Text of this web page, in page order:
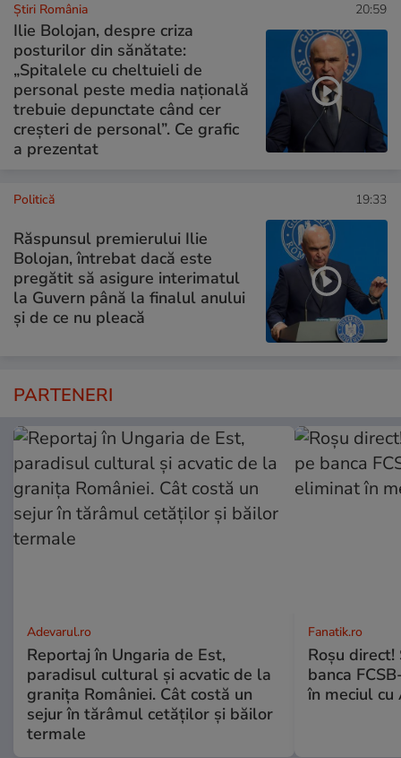
Știri România 20:59
Ilie Bolojan, despre criza
posturilor din sănătate:
„Spitalele cu cheltuieli de
personal peste media națională
trebuie depunctate când cer
creșteri de personal”. Ce grafic
a prezentat
Politică 19:33
Răspunsul premierului Ilie
Bolojan, întrebat dacă este
pregătit să asigure interimatul
la Guvern până la finalul anului
și de ce nu pleacă
PARTENERI
Adevarul.ro
Reportaj în Ungaria de Est,
paradisul cultural și acvatic de la
granița României. Cât costă un
sejur în tărâmul cetăților și băilor
termale
Fanatik.ro
Roșu
banca
în meciul cu